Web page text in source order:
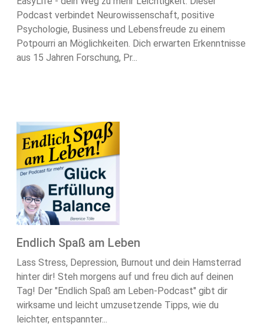
Podcast verbindet Neurowissenschaft, positive
Psychologie, Business und Lebensfreude zu einem
Potpourri an Möglichkeiten. Dich erwarten Erkenntnisse
aus 15 Jahren Forschung, Pr...
Endlich Spaß am Leben
Lass Stress, Depression, Burnout und dein Hamsterrad
hinter dir! Steh morgens auf und freu dich auf deinen
Tag! Der "Endlich Spaß am Leben-Podcast" gibt dir
wirksame und leicht umzusetzende Tipps, wie du
leichter, entspannter...